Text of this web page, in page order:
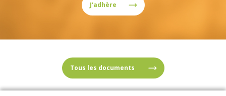
J'adhère
Tous les documents